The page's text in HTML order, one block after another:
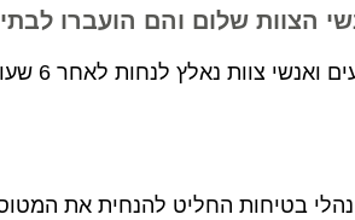
טיסת אל על 007 מתל
400 מתוך הקפדה על נהלי בטיחות החליט